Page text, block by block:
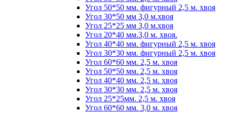
Угол 50*50 мм. фигурный 2,5 м. хвоя
Угол 30*50 мм 3,0 м.хвоя
Угол 25*25 мм 3,0 м.хвоя
Угол 20*40 мм.3,0 м. хвоя.
Угол 40*40 мм. фигурный 2,5 м. хвоя
Угол 30*30 мм. фигурный 2,5 м. хвоя
Угол 60*60 мм. 2,5 м. хвоя
Угол 50*50 мм. 2,5 м. хвоя
Угол 40*40 мм. 2,5 м. хвоя
Угол 30*30 мм. 2,5 м. хвоя
Угол 25*25мм. 2,5 м. хвоя
Угол 60*60 мм. 3,0 м. хвоя